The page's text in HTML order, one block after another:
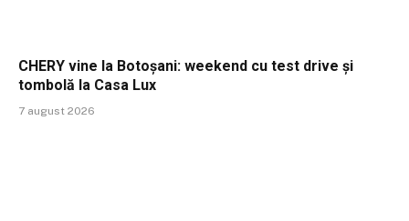
CHERY vine la Botoșani: weekend cu test drive și
tombolă la Casa Lux
7 august 2026